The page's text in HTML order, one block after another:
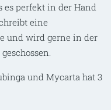
es perfekt in der Hand
eine
und wird gerne in der
und Mycarta hat 3